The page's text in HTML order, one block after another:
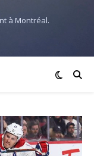
à Montréal.